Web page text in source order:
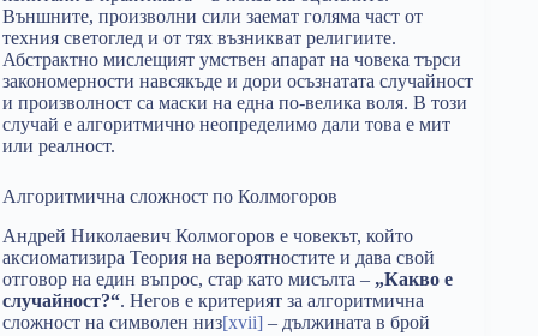
Външните, произволни сили заемат голяма част от
техния светоглед и от тях възникват религиите.
Абстрактно мислещият умствен апарат на човека търси
закономерности навсякъде и дори осъзнатата случайност
и произволност са маски на една по-велика воля. В този
случай е алгоритмично неопределимо дали това е мит
или реалност.
Алгоритмична сложност по Колмогоров
Андрей Николаевич Колмогоров е човекът, който
аксиоматизира Теория на вероятностите и дава свой
отговор на един въпрос, стар като мисълта – „Какво е
случайност?“. Негов е критерият за алгоритмична
сложност на символен низ[xvii] – дължината в брой